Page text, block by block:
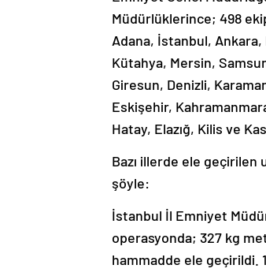
Müdürlüklerince; 498
Adana, İstanbul,
Kütahya, Mersin,
Giresun, Denizli,
Eskişehir,
Hatay, Elazığ, Kilis ve
Bazı illerde ele geçirilen
şöyle:
İstanbul İl Emniyet
operasyonda; 327 kg
hammadde ele geçirildi.